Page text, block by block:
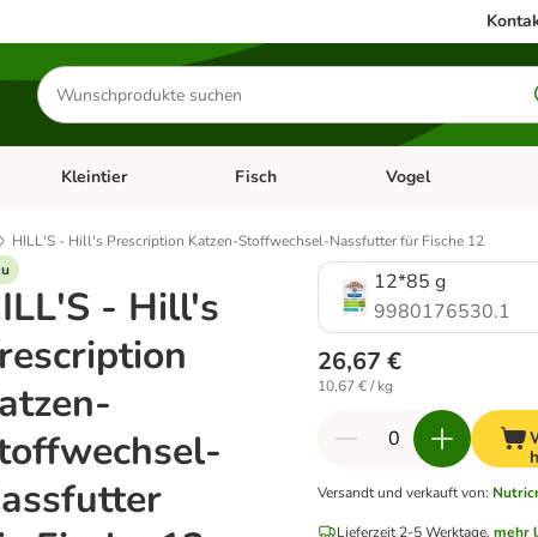
Produkte
suchen
& Zubehör
Kategorie-Menü öffnen: Hundefutter & Zubehör
Kleintier Kategorie-Menü öffnen: Kleintier
Fisch Kategorie-Menü
Vogel
HILL'S - Hill's Prescription Katzen-Stoffwechsel-Nassfutter für Fische 12
- Hill's
12*85 g
9980176530.1
26,67 €
10,67 € / kg
Versandt und verkauft von:
Lieferzeit 2-5 Werktage. mehr